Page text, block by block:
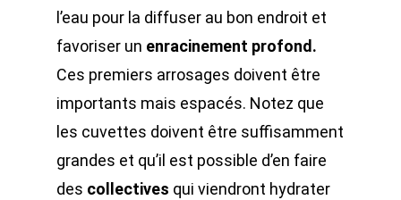
l’eau pour la diffuser au bon endroit et
favoriser un enracinement profond.
Ces premiers arrosages doivent être
importants mais espacés. Notez que
les cuvettes doivent être suffisamment
grandes et qu’il est possible d’en faire
des collectives qui viendront hydrater